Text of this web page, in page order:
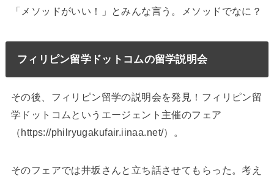
「メソッドがいい！」とみんな言う。メソッドでなに？
フィリピン留学ドットコムの留学説明会
その後、フィリピン留学の説明会を発見！フィリピン留
学ドットコムというエージェント主催のフェア
（https://philryugakufair.iinaa.net/）。
そのフェアでは井坂さんと立ち話させてもらった。考え